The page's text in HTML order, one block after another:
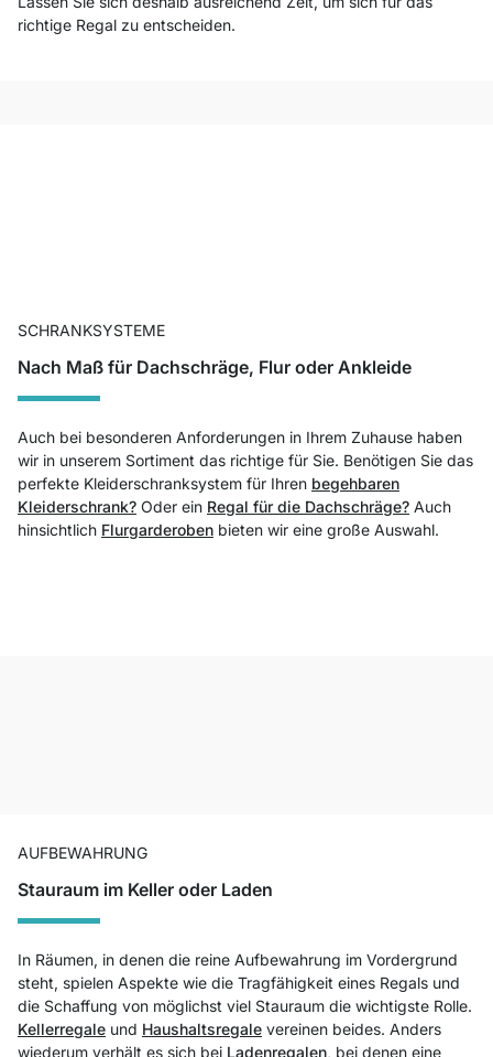
richtige Regal zu entscheiden.
SCHRANKSYSTEME
Nach Maß für Dachschräge, Flur oder Ankleide
Auch bei besonderen Anforderungen in Ihrem Zuhause haben
wir in unserem Sortiment das richtige für Sie. Benötigen Sie das
perfekte Kleiderschranksystem für Ihren begehbaren
Kleiderschrank? Oder ein Regal für die Dachschräge? Auch
hinsichtlich Flurgarderoben bieten wir eine große Auswahl.
AUFBEWAHRUNG
Stauraum im Keller oder Laden
In Räumen, in denen die reine Aufbewahrung im Vordergrund
steht, spielen Aspekte wie die Tragfähigkeit eines Regals und
die Schaffung von möglichst viel Stauraum die wichtigste Rolle.
Kellerregale und Haushaltsregale vereinen beides. Anders
wiederum verhält es sich bei Ladenregalen, bei denen eine